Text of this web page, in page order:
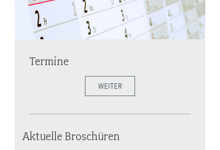
Termine
WEITER
Aktuelle Broschüren